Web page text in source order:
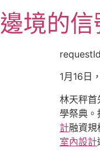
至
主
邊境的信
1月16日
林天秤首
學祭典。
計融資規
室內設計